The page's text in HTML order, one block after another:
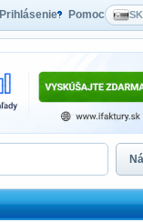
Prihlásenie Pomoc SK